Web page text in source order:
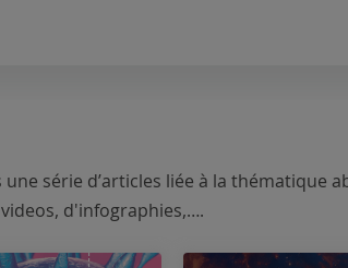
série d’articles liée à la thématique
d'infographies,….